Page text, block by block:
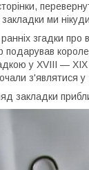
ми
згадки про
подарував
у XVIII — XIX
з'являтися
закладки